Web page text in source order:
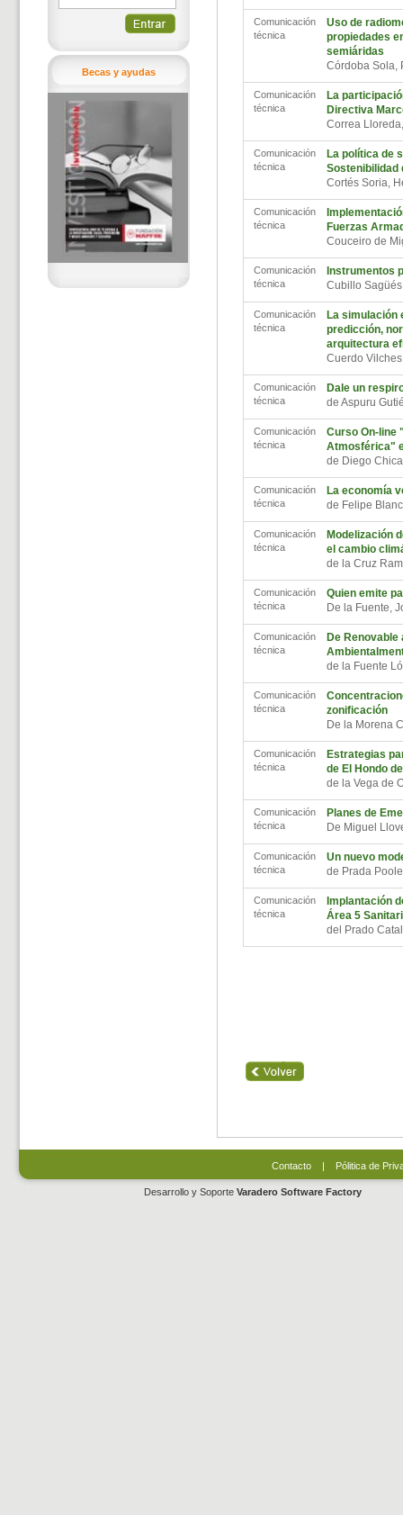
Becas y ayudas
Comunicación
técnica
Uso de
propiedades
semiáridas
Córdoba
Comunicación
técnica
La
Directiva
Correa
Comunicación
técnica
La política de
Sostenibilidad
Cortés Soria,
Comunicación
técnica
Fuerzas
Couceiro de
Comunicación
técnica
Instrumentos
Cubillo
Comunicación
técnica
La simulación
predicción,
arquitectura
Cuerdo
Comunicación
técnica
Dale un
de Aspuru
Comunicación
técnica
Curso On-line
Atmosférica"
de Diego
Comunicación
técnica
La economía
de Felipe
Comunicación
técnica
Modelización
el cambio
de la Cruz
Comunicación
técnica
Quien emite
De la Fuente,
Comunicación
técnica
De
de la Fuente
Comunicación
técnica
zonificación
De la Morena
Comunicación
técnica
Estrategias
de El Hondo
de la Vega de
Comunicación
técnica
Planes de
De Miguel
Comunicación
técnica
Un nuevo
de Prada
Comunicación
técnica
Implantación
Área 5
del Prado
Contacto| Pólitica de
Desarrollo y Soporte Varadero Software Factory